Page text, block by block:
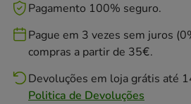
Pagamento 100% seguro.
Pague em 3 vezes sem juros
compras a partir de 35€.
Devoluções em loja grátis até
Politica de Devoluções